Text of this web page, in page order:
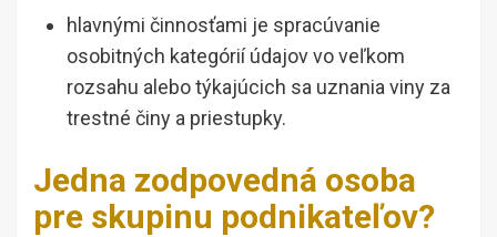
hlavnými činnosťami je spracúvanie
osobitných kategórií údajov vo veľkom
rozsahu alebo týkajúcich sa uznania viny za
trestné činy a priestupky.
Jedna zodpovedná osoba
pre skupinu podnikateľov?